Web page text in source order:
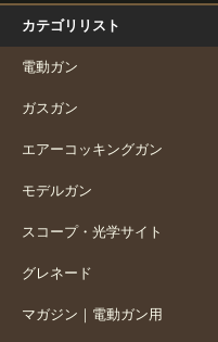
カテゴリリスト
電動ガン
ガスガン
エアーコッキングガン
モデルガン
スコープ・光学サイト
グレネード
マガジン｜電動ガン用